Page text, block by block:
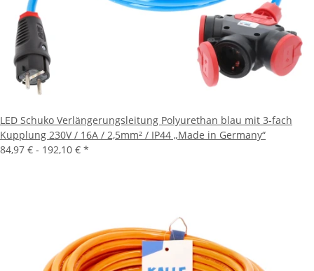
LED Schuko Verlängerungsleitung Polyurethan blau mit 3-fach
Kupplung 230V / 16A / 2,5mm² / IP44 „Made in Germany“
84,97 € - 192,10 € *